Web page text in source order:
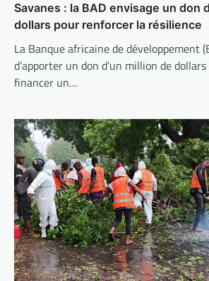
Savanes : la BAD envisage un don
dollars pour renforcer la résilience
La Banque africaine de développement
d’apporter un don d’un million de
financer un…